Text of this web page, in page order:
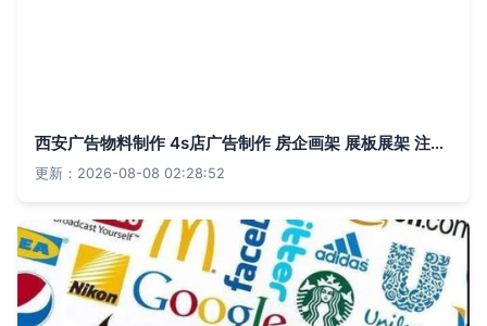
西安广告物料制作 4s店广告制作 房企画架 展板展架 注水旗 3米注水旗杆制作价格 厂家 图片
更新：2026-08-08 02:28:52